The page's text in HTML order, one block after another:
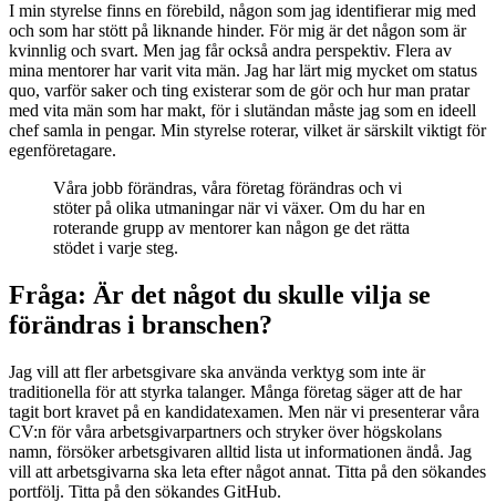
I min styrelse finns en förebild, någon som jag identifierar mig med
och som har stött på liknande hinder. För mig är det någon som är
kvinnlig och svart. Men jag får också andra perspektiv. Flera av
mina mentorer har varit vita män. Jag har lärt mig mycket om status
quo, varför saker och ting existerar som de gör och hur man pratar
med vita män som har makt, för i slutändan måste jag som en ideell
chef samla in pengar. Min styrelse roterar, vilket är särskilt viktigt för
egenföretagare.
Våra jobb förändras, våra företag förändras och vi
stöter på olika utmaningar när vi växer. Om du har en
roterande grupp av mentorer kan någon ge det rätta
stödet i varje steg.
Fråga: Är det något du skulle vilja se
förändras i branschen?
Jag vill att fler arbetsgivare ska använda verktyg som inte är
traditionella för att styrka talanger. Många företag säger att de har
tagit bort kravet på en kandidatexamen. Men när vi presenterar våra
CV:n för våra arbetsgivarpartners och stryker över högskolans
namn, försöker arbetsgivaren alltid lista ut informationen ändå. Jag
vill att arbetsgivarna ska leta efter något annat. Titta på den sökandes
portfölj. Titta på den sökandes GitHub.